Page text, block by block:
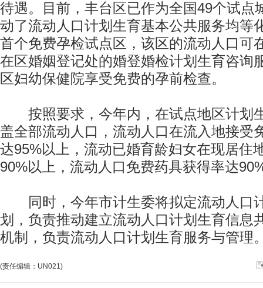
待遇。目前，丰台区已作为全国49个试点
动了流动人口计划生育基本公共服务均等
首个免费孕检试点区，该区的流动人口可
在区婚姻登记处的婚登婚检计划生育咨询
区妇幼保健院享受免费的孕前检查。
按照要求，今年内，在试点地区计划
盖全部流动人口，流动人口在流入地接受
达95%以上，流动已婚育龄妇女在现居住
90%以上，流动人口免费药具获得率达
同时，今年市计生委将拟定流动人口
划，负责推动建立流动人口计划生育信息
机制，负责流动人口计划生育服务与管理
(责任编辑：UN021)